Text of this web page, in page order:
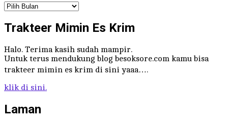
Arsip
Trakteer Mimin Es Krim
Halo. Terima kasih sudah mampir.
Untuk terus mendukung blog besoksore.com kamu bisa
trakteer mimin es krim di sini yaaa….
klik di sini.
Laman